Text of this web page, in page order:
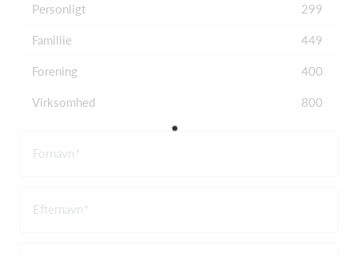
Personligt 299
Famillie 449
Forening 400
Virksomhed 800
Fornavn
Efternavn